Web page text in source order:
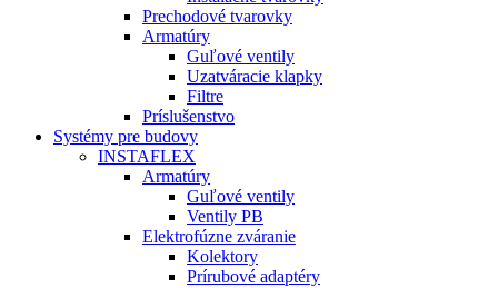
Prechodové tvarovky
Armatúry
Guľové ventily
Uzatváracie klapky
Filtre
Príslušenstvo
Systémy pre budovy
INSTAFLEX
Armatúry
Guľové ventily
Ventily PB
Elektrofúzne zváranie
Kolektory
Prírubové adaptéry